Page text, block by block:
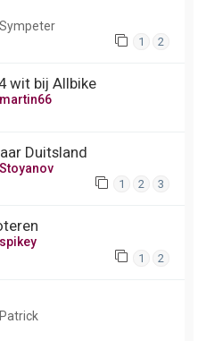
Sympeter
1 2
wit bij Allbike
martin66
Duitsland
Stoyanov
1 2 3
spikey
1 2
Patrick